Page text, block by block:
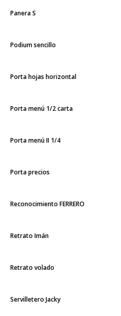
Panera S
Podium sencillo
Porta hojas horizontal
Porta menú 1/2 carta
Porta menú II 1/4
Porta precios
Reconocimiento FERRERO
Retrato Imán
Retrato volado
Servilletero Jacky